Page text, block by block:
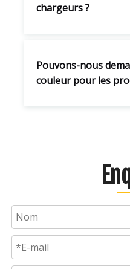
chargeurs ?
Pouvons-nous
couleur pour les